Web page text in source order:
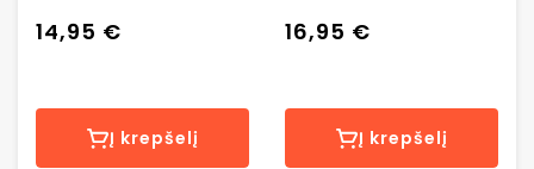
14,95 €
Į krepšelį
16,95 €
Į krepšelį